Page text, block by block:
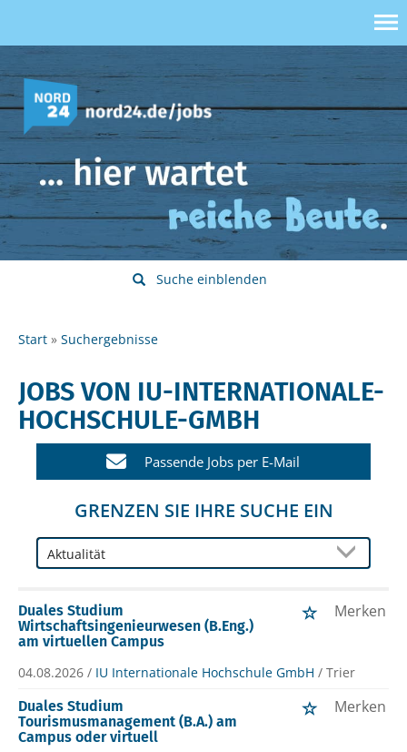
Suche einblenden
Start Suchergebnisse
JOBS VON IU-INTERNATIONALE-
HOCHSCHULE-GMBH
Passende Jobs per E-Mail
GRENZEN SIE IHRE SUCHE EIN
Duales Studium
Wirtschaftsingenieurwesen (B.Eng.)
am virtuellen Campus
Merken
04.08.2026 / IU Internationale Hochschule GmbH / Trier
Duales Studium
Tourismusmanagement (B.A.) am
Campus oder virtuell
Merken